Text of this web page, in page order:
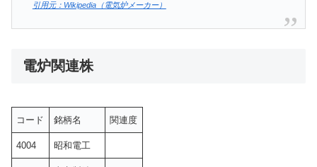
引用元：Wikipedia（電気炉メーカー）
電炉関連株
コード 銘柄名 関連度
4004 昭和電工